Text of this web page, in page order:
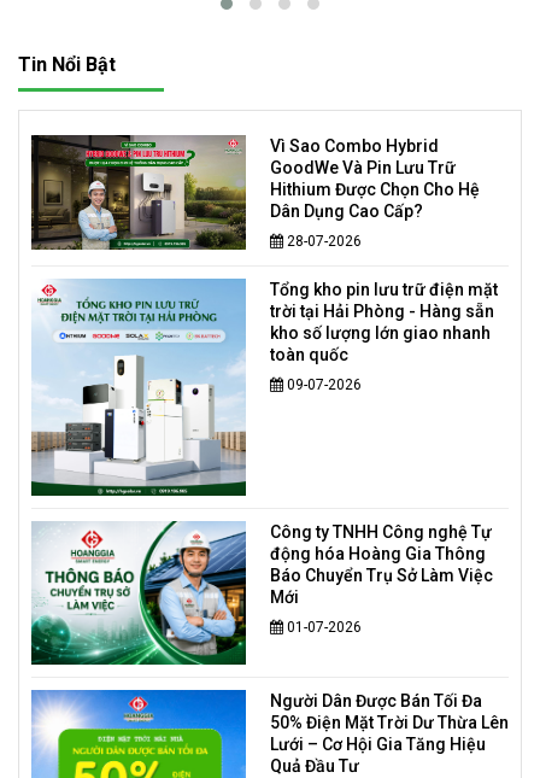
Tin Nổi Bật
Vì Sao Combo Hybrid
GoodWe Và Pin Lưu Trữ
Hithium Được Chọn Cho Hệ
Dân Dụng Cao Cấp?
28-07-2026
Tổng kho pin lưu trữ điện mặt
trời tại Hải Phòng - Hàng sẵn
kho số lượng lớn giao nhanh
toàn quốc
09-07-2026
Công ty TNHH Công nghệ Tự
động hóa Hoàng Gia Thông
Báo Chuyển Trụ Sở Làm Việc
Mới
01-07-2026
Người Dân Được Bán Tối Đa
50% Điện Mặt Trời Dư Thừa Lên
Lưới – Cơ Hội Gia Tăng Hiệu
Quả Đầu Tư